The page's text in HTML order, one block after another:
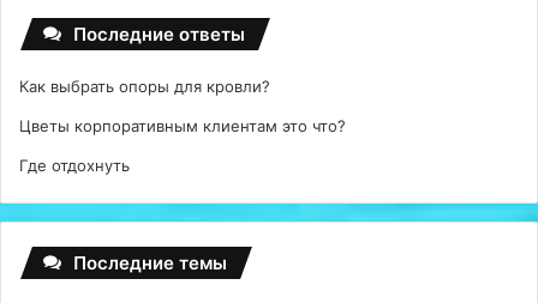
Последние ответы
Как выбрать опоры для кровли?
Цветы корпоративным клиентам это что?
Где отдохнуть
Последние темы